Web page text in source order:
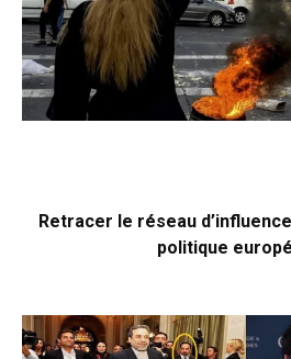
Retracer le réseau
politique